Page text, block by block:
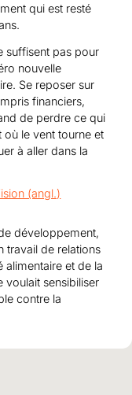
qui est resté
suffisent pas pour
nouvelle
Se reposer sur
financiers,
de perdre ce qui
où le vent tourne et
à aller dans la
(angl.)
développement,
travail de relations
alimentaire et de la
voulait sensibiliser
contre la